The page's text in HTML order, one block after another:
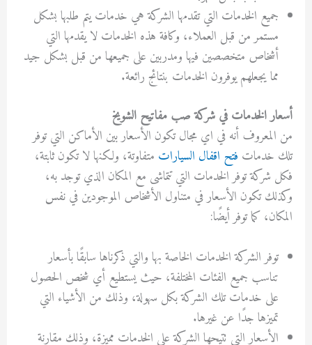
جميع الخدمات التي تقدمها الشركة هي خدمات يتم طلبها بشكل
مستمر من قبل العملاء، وكافة هذه الخدمات لا يقدمها التي
أشخاص متخصصين فيها ومدربين على جميعها من قبل بشكل جيد
مما يجعلهم يوفرون الخدمات بنتائج رائعة.
أسعار الخدمات في شركة صب مفاتيح الشويخ
من المعروف أنه في اي مجال تكون الأسعار بين الأماكن التي توفر
تلك خدمات فتح اقفال السيارات متفاوتة، ولكنها لا تكون ثابتة،
فكل شركة توفر الخدمات التي تتماشى مع المكان الذي توجد به،
وكذلك تكون الأسعار في متناول الأشخاص الموجودين في نفس
المكان، كما توفر أيضًا:
توفر الشركة الخدمات الخاصة بها والتي ذكرناها سابقًا بأسعار
تناسب جميع الفئات المختلفة، حيث يستطيع أي شخص الحصول
على خدمات تلك الشركة بكل سهولة، وذلك من الأشياء التي
تميزها جدًا عن غيرها.
الأسعار التي تتيحها الشركة على الخدمات مميزة، وذلك مقارنة